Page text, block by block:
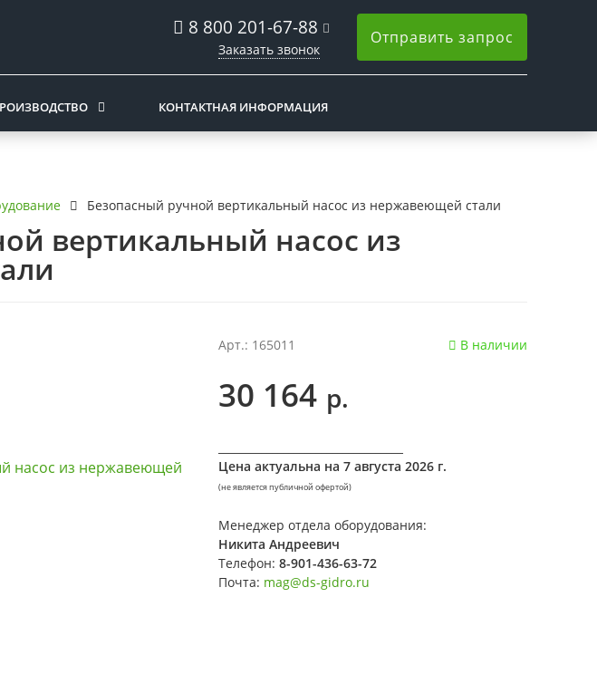
8 800 201-67-88
Заказать звонок
Отправить запрос
КОНТАКТНАЯ ИНФОРМАЦИЯ
Безопасный ручной вертикальный насос из нержавеющей стали
вертикальный насос из
Арт.: 165011 В наличии
30 164 р.
Цена актуальна на7 августа 2026 г.
(не является публичной офертой)
Менеджер отдела оборудования:
Никита Андреевич
Телефон:8-901-436-63-72
Почта: mag@ds-gidro.ru